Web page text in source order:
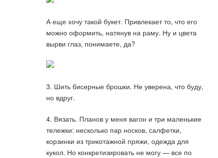
А еще хочу такой букет. Привлекает то, что его
можно оформить, натянув на раму. Ну и цвета
вырви глаз, понимаете, да?
3. Шить бисерные брошки. Не уверена, что буду,
но вдруг.
4. Вязать. Планов у меня вагон и три маленькие
тележки: несколько пар носков, салфетки,
корзинки из трикотажной пряжи, одежда для
кукол. Но конкретизировать не могу — все по